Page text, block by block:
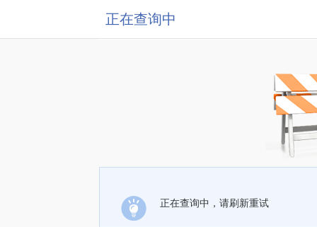
正在查询中
正在查询中，请刷新重试